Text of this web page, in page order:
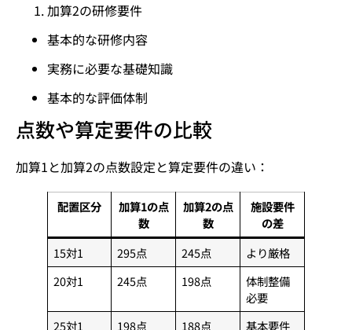
加算2の研修要件
基本的な研修内容
実務に必要な基礎知識
基本的な評価体制
点数や算定要件の比較
加算1と加算2の点数設定と算定要件の違い：
配置区分
加算1の点
数
加算2の点
数
施設要件
の差
15対1
295点 245点
より厳格
20対1
245点 198点
体制整備
必要
25対1
198点 188点
基本要件